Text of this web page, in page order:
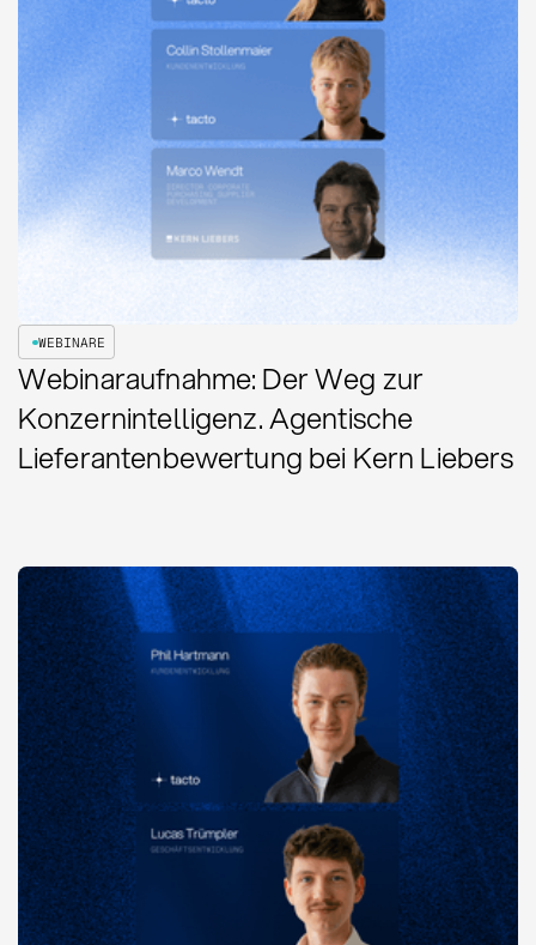
WEBINARE
Webinaraufnahme: Der Weg zur
Konzernintelligenz. Agentische
Lieferantenbewertung bei Kern Liebers